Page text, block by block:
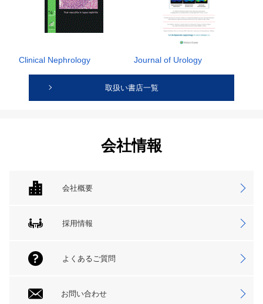
Clinical Nephrology Journal of Urology
取扱い書店一覧
会社情報
会社概要
採用情報
よくあるご質問
お問い合わせ